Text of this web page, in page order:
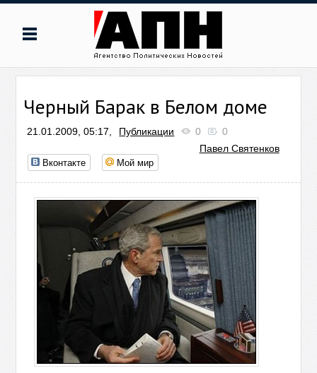
Черный Барак в Белом доме
21.01.2009, 05:17, Публикации 0
0
Павел Святенков
Вконтакте Мой мир